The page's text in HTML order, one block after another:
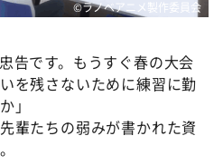
©ラノベアニメ製作委員会
告です。もうすぐ春の大会
を残さないために練習に勤
」
輩たちの弱みが書かれた資